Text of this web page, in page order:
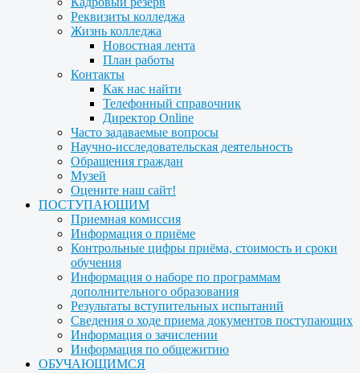
Реквизиты колледжа
Жизнь колледжа
Новостная лента
План работы
Контакты
Как нас найти
Телефонный справочник
Директор Online
Часто задаваемые вопросы
Научно-исследовательская деятельность
Обращения граждан
Музей
Оцените наш сайт!
ПОСТУПАЮЩИМ
Приемная комиссия
Информация о приёме
Контрольные цифры приёма, стоимость и сроки
обучения
Информация о наборе по программам
дополнительного образования
Результаты вступительных испытаний
Сведения о ходе приема документов поступающих
Информация о зачислении
Информация по общежитию
ОБУЧАЮЩИМСЯ